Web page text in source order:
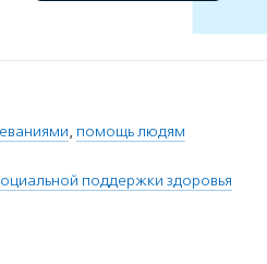
, помощь людям
поддержки здоровья